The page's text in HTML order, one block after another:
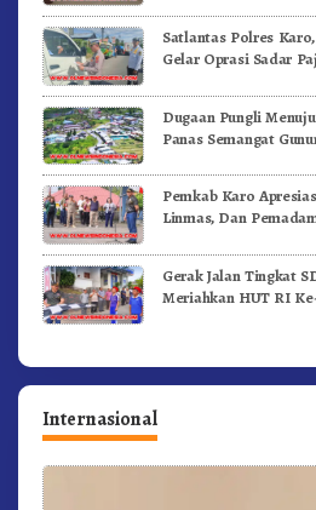
Satlantas Polres
Gelar Oprasi Sadar
Dugaan Pungli
Panas Semangat
Pemkab Karo
Linmas, Dan
Gerak Jalan Tingkat
Meriahkan HUT RI
Internasional